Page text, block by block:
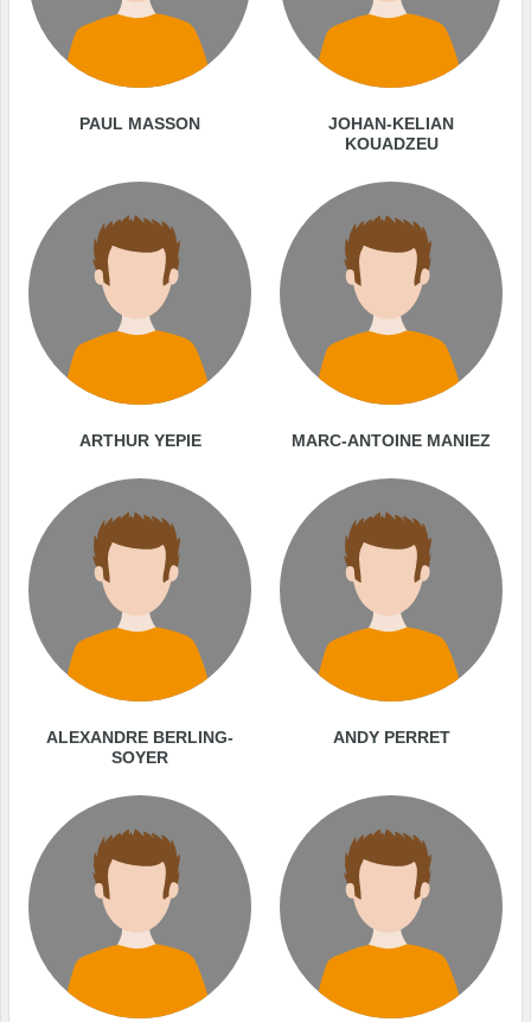
PAUL MASSON
JOHAN-KELIAN
KOUADZEU
ARTHUR YEPIE MARC-ANTOINE MANIEZ
ALEXANDRE BERLING-
SOYER
ANDY PERRET